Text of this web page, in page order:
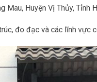
Mau, Huyện Vị Thủy, Tỉnh
đo đạc và các lĩnh vực